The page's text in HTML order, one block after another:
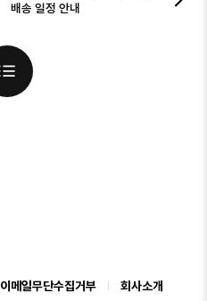
배송 일정 안내
이메일무단수집거부 회사소개